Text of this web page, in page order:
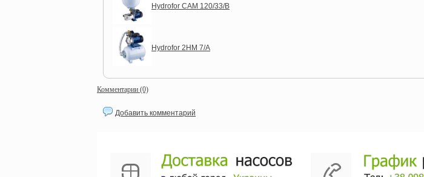
Hydrofor CAM 120/33/B
Hydrofor 2HM 7/A
Комментарии (0)
Добавить комментарий